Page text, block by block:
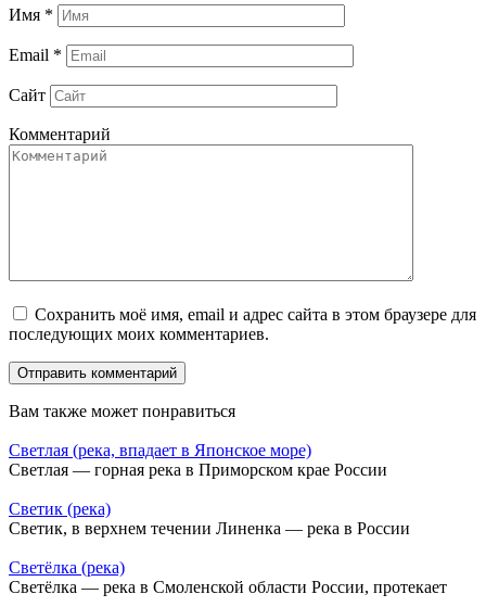
Имя *
Email *
Сайт
Комментарий
Сохранить моё имя, email и адрес сайта в этом браузере для
последующих моих комментариев.
Вам также может понравиться
Светлая (река, впадает в Японское море)
Светлая — горная река в Приморском крае России
Светик (река)
Светик, в верхнем течении Линенка — река в России
Светёлка (река)
Светёлка — река в Смоленской области России, протекает